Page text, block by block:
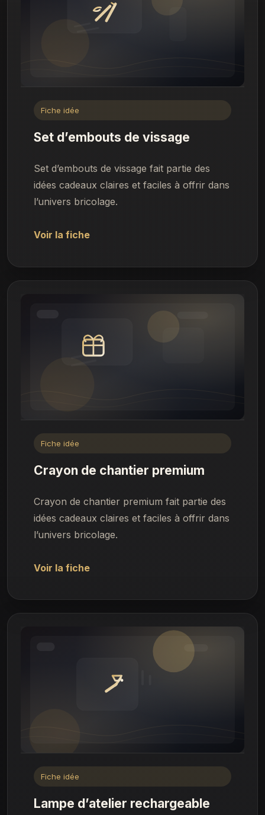
Fiche idée
Set d’embouts de vissage
Set d’embouts de vissage fait partie des
idées cadeaux claires et faciles à offrir dans
l’univers bricolage.
Voir la fiche
Fiche idée
Crayon de chantier premium
Crayon de chantier premium fait partie des
idées cadeaux claires et faciles à offrir dans
l’univers bricolage.
Voir la fiche
Fiche idée
Lampe d’atelier rechargeable